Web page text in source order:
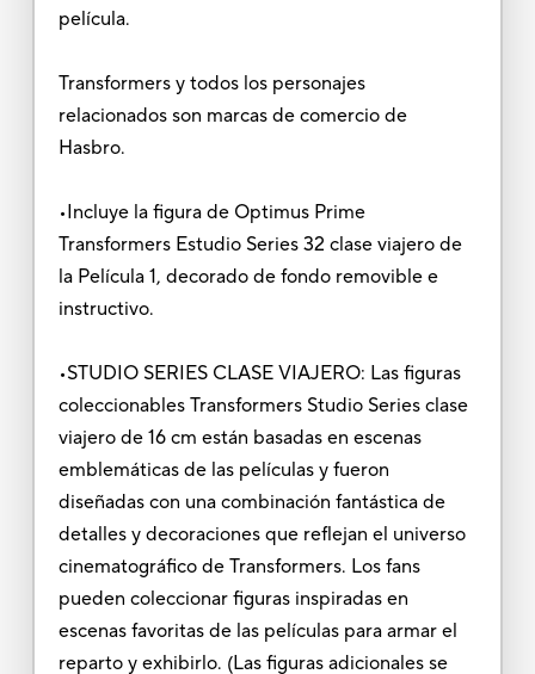
película.
Transformers y todos los personajes
relacionados son marcas de comercio de
Hasbro.
•Incluye la figura de Optimus Prime
Transformers Estudio Series 32 clase viajero de
la Película 1, decorado de fondo removible e
instructivo.
•STUDIO SERIES CLASE VIAJERO: Las figuras
coleccionables Transformers Studio Series clase
viajero de 16 cm están basadas en escenas
emblemáticas de las películas y fueron
diseñadas con una combinación fantástica de
detalles y decoraciones que reflejan el universo
cinematográfico de Transformers. Los fans
pueden coleccionar figuras inspiradas en
escenas favoritas de las películas para armar el
reparto y exhibirlo. (Las figuras adicionales se